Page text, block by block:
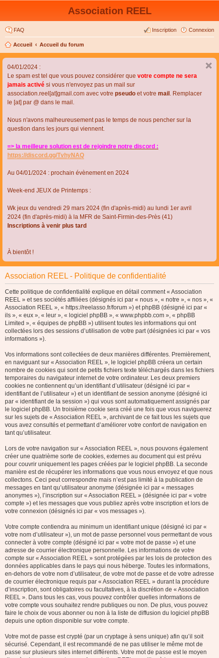
Association REEL
FAQ Connexion
Inscription
Accueil Accueil du forum
04/01/2024 :
Le spam est tel que vous pouvez considérer que votre compte ne sera
jamais activé si vous n'envoyez pas un mail sur
association.reel[at]gmail.com avec votre pseudo et votre mail . Remplacer
le [at] par @ dans le mail.
Nous n'avons malheureusement pas le temps de nous pencher sur la
question dans les jours qui viennent.
=> la meilleure solution est de rejoindre notre discord :
https://discord.gg/TvhyNAQ
Au 04/01/2024 : prochain évènement en 2024
Week-end JEUX de Printemps :
Wk jeux du vendredi 29 mars 2024 (fin d'après-midi) au lundi 1er avril
2024 (fin d'après-midi) à la MFR de Saint-Firmin-des-Près (41)
Inscriptions à venir plus tard
À bientôt !
Association REEL - Politique de confidentialité
Cette politique de confidentialité explique en détail comment « Association
REEL » et ses sociétés affiliées (désignés ici par « nous », « notre », « nos », «
Association REEL », « https://reelasso.fr/forum ») et phpBB (désigné ici par «
ils », « eux », « leur », « logiciel phpBB », « www.phpbb.com », « phpBB
Limited », « équipes de phpBB ») utilisent toutes les informations qui ont
collectées lors des sessions d’utilisation de votre part (désignées ici par « vos
informations »).
Vos informations sont collectées de deux manières différentes. Premièrement,
en naviguant sur « Association REEL », le logiciel phpBB créera un certain
nombre de cookies qui sont de petits fichiers texte téléchargés dans les fichiers
temporaires du navigateur internet de votre ordinateur. Les deux premiers
cookies ne contiennent qu’un identifiant d’utilisateur (désigné ici par «
identifiant de l’utilisateur ») et un identifiant de session anonyme (désigné ici
par « identifiant de la session ») qui vous sont automatiquement assignés par
le logiciel phpBB. Un troisième cookie sera créé une fois que vous naviguerez
sur les sujets de « Association REEL », archivant de ce fait tous les sujets que
vous avez consultés et permettant d’améliorer votre confort de navigation en
tant qu’utilisateur.
Lors de votre navigation sur « Association REEL », nous pouvons également
créer une quatrième sorte de cookies, externes au document qui est prévu
pour couvrir uniquement les pages créées par le logiciel phpBB. La seconde
manière est de récupérer les informations que vous nous envoyez et que nous
collectons. Ceci peut correspondre mais n’est pas limité à la publication de
messages en tant qu’utilisateur anonyme (désignée ici par « messages
anonymes »), l’inscription sur « Association REEL » (désignée ici par « votre
compte ») et les messages que vous publiez après votre inscription et lors de
votre connexion (désignés ici par « vos messages »).
Votre compte contiendra au minimum un identifiant unique (désigné ici par «
votre nom d’utilisateur »), un mot de passe personnel vous permettant de vous
connecter à votre compte (désigné ici par « votre mot de passe ») et une
adresse de courrier électronique personnelle. Les informations de votre
compte sur « Association REEL » sont protégées par les lois de protection des
données applicables dans le pays qui nous héberge. Toutes les informations,
en-dehors de votre nom d’utilisateur, de votre mot de passe et de votre adresse
de courrier électronique requis par « Association REEL » durant la procédure
d’inscription, sont obligatoires ou facultatives, à la discrétion de « Association
REEL ». Dans tous les cas, vous pouvez contrôler quelles informations de
votre compte vous souhaitez rendre publiques ou non. De plus, vous pouvez
faire le choix de vous abonner ou non à la liste de diffusion du logiciel phpBB
depuis une option disponible sur votre compte.
Votre mot de passe est crypté (par un cryptage à sens unique) afin qu’il soit
sécurisé. Cependant, il est recommandé de ne pas utiliser le même mot de
passe sur plusieurs sites internet différents. Votre mot de passe est le moyen